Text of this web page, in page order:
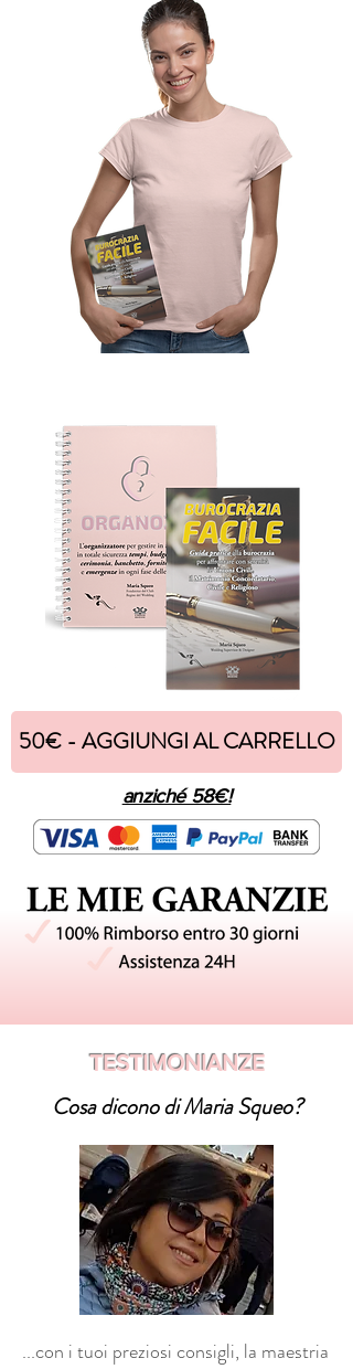
50€ - AGGIUNGI AL CARRELLO
anziché 58€!
TESTIMONIANZE
Cosa dicono di Maria Squeo?
...con i tuoi preziosi consigli, la maestria